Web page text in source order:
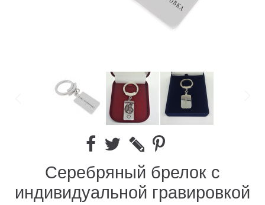
Серебряный брелок с
индивидуальной гравировкой